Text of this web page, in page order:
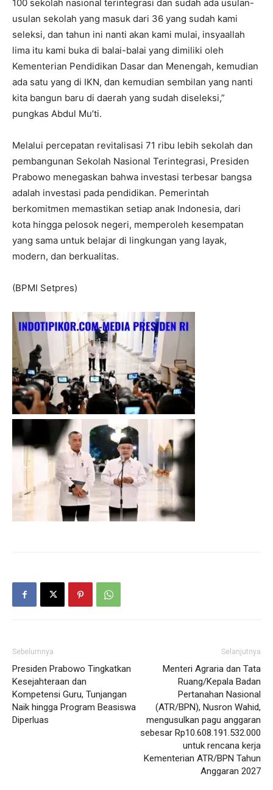
I WANT IN
I've read and accept thePrivacy Policy.
100 sekolah nasional terintegrasi dan sudah ada usulan-
usulan sekolah yang masuk dari 36 yang sudah kami
seleksi, dan tahun ini nanti akan kami mulai, insyaallah
lima itu kami buka di balai-balai yang dimiliki oleh
Kementerian Pendidikan Dasar dan Menengah, kemudian
ada satu yang di IKN, dan kemudian sembilan yang nanti
kita bangun baru di daerah yang sudah diseleksi,”
pungkas Abdul Mu’ti.
Melalui percepatan revitalisasi 71 ribu lebih sekolah dan
pembangunan Sekolah Nasional Terintegrasi, Presiden
Prabowo menegaskan bahwa investasi terbesar bangsa
adalah investasi pada pendidikan. Pemerintah
berkomitmen memastikan setiap anak Indonesia, dari
kota hingga pelosok negeri, memperoleh kesempatan
yang sama untuk belajar di lingkungan yang layak,
modern, dan berkualitas.
(BPMI Setpres)
Sebelumnya
Presiden Prabowo Tingkatkan
Kesejahteraan dan
Kompetensi Guru, Tunjangan
Naik hingga Program Beasiswa
Diperluas
Selanjutnya
Menteri Agraria dan Tata
Ruang/Kepala Badan
Pertanahan Nasional
(ATR/BPN), Nusron Wahid,
mengusulkan pagu anggaran
sebesar Rp10.608.191.532.000
untuk rencana kerja
Kementerian ATR/BPN Tahun
Anggaran 2027